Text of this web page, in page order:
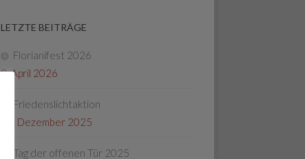
LETZTE BEITRÄGE
Florianifest 2026
8. April 2026
Friedenslichtaktion
22. Dezember 2025
Tag der offenen Tür 2025